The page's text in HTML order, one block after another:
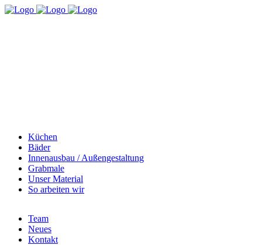
Küchen
Bäder
Innenausbau / Außengestaltung
Grabmale
Unser Material
So arbeiten wir
Team
Neues
Kontakt